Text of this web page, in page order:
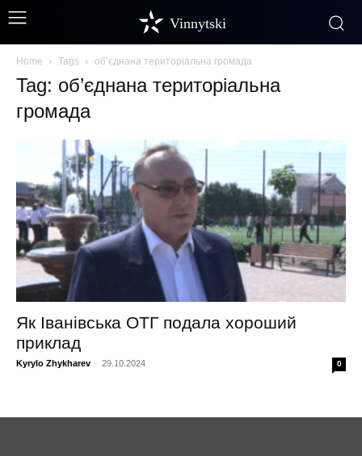
Vinnytski
Home Tags об’єднана територіальна громада
Tag: об’єднана територіальна
громада
Як Іванівська ОТГ подала хороший
приклад
Kyrylo Zhykharev - 29.10.2024 0